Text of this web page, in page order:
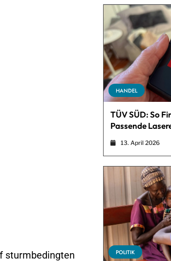
sturmbedingten
HANDEL
TÜV SÜD: So
Passende
13. April 2026
POLITIK